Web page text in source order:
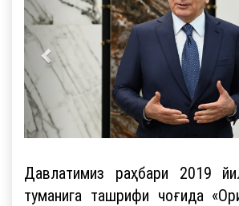
Давлатимиз раҳбари 2019
туманига ташрифи чоғида